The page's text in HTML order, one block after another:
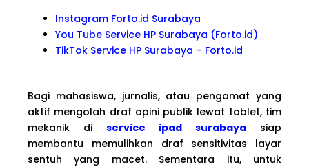
Instagram Forto.id Surabaya
You Tube Service HP Surabaya (Forto.id)
TikTok Service HP Surabaya – Forto.id
Bagi mahasiswa, jurnalis, atau pengamat yang
aktif mengolah draf opini publik lewat tablet, tim
mekanik di service ipad surabaya siap
membantu memulihkan draf sensitivitas layar
sentuh yang macet. Sementara itu, untuk